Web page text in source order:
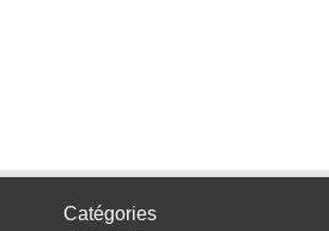
Catégories